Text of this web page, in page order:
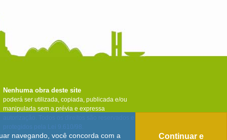
Nenhuma obra deste site
poderá ser utilizada, copiada, publicada e/ou
manipulada sem a prévia e expressa
autorização. Todos os direitos são reservados e
protegidos pela Lei 9.610/98.
navegando, você concorda com a Continuar e